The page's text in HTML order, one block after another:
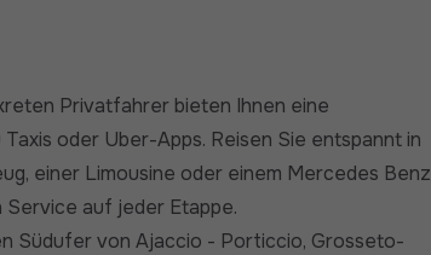
Privatfahrer bieten Ihnen eine
oder Uber-Apps. Reisen Sie entspannt in
einer Limousine oder einem Mercedes Benz
Service auf jeder Etappe.
Südufer von Ajaccio - Porticcio, Grosseto-